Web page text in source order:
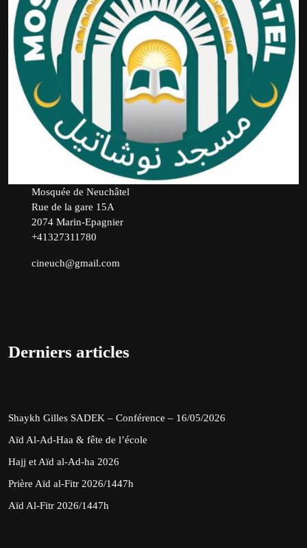
Mosquée de Neuchâtel
Rue de la gare 15A
2074 Marin-Epagnier
+41327311780
cineuch@gmail.com
Derniers articles
Shaykh Gilles SADEK – Conférence – 16/05/2026
Aïd Al-Ad-Haa & fête de l’école
Hajj et Aïd al-Ad-ha 2026
Prière Aïd al-Fitr 2026/1447h
Aïd Al-Fitr 2026/1447h